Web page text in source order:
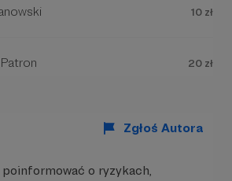
10 zł
20 zł
Zgłoś Autora
o ryzykach,